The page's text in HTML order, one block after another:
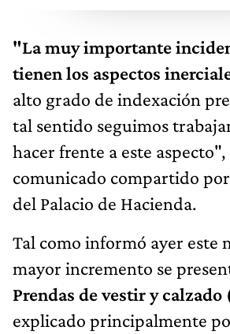
"La muy importante
tienen los aspectos
alto grado de indexación
tal sentido seguimos
hacer frente a este
comunicado compartido
del Palacio de Hacienda.
Tal como informó ayer este
mayor incremento se
Prendas de vestir y calzado
explicado principalmente